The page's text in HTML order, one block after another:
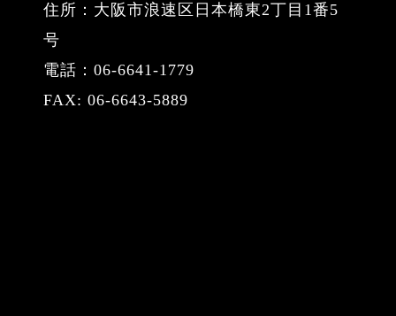
住所：大阪市浪速区日本橋東2丁目1番5
号
電話：06-6641-1779
FAX: 06-6643-5889